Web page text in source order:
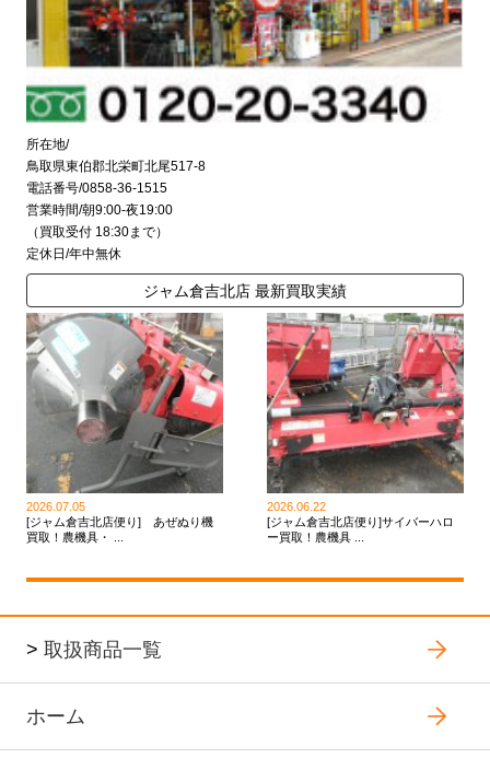
所在地/
鳥取県東伯郡北栄町北尾517-8
電話番号/0858-36-1515
営業時間/朝9:00-夜19:00
（買取受付 18:30まで）
定休日/年中無休
ジャム倉吉北店 最新買取実績
2026.07.05
[ジャム倉吉北店便り] あぜぬり機
買取！農機具・ ...
2026.06.22
[ジャム倉吉北店便り]サイバーハロ
ー買取！農機具 ...
> 取扱商品一覧
ホーム